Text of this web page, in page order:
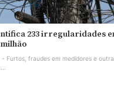
233 irregularidades
- Furtos, fraudes em medidores e